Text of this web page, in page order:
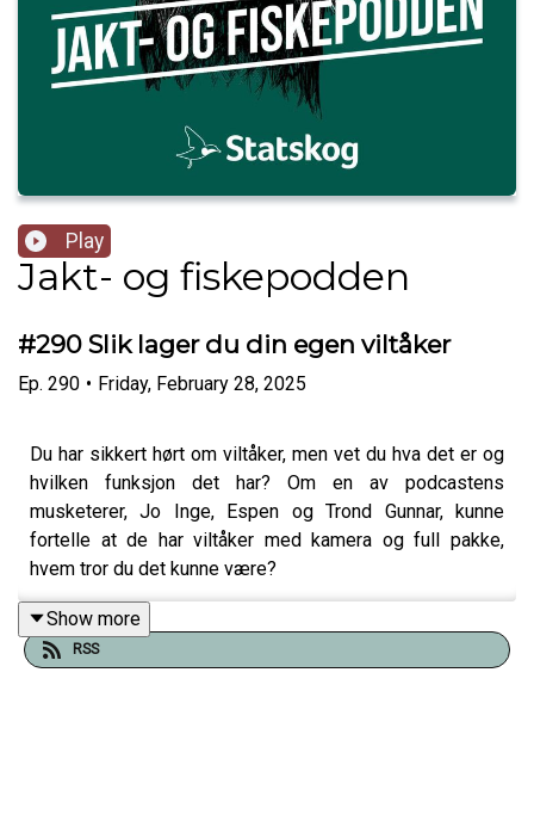
Play
Jakt- og fiskepodden
#290 Slik lager du din egen viltåker
Ep. 290 • Friday, February 28, 2025
Du har sikkert hørt om viltåker, men vet du hva det er og
hvilken funksjon det har? Om en av podcastens
musketerer, Jo Inge, Espen og Trond Gunnar, kunne
fortelle at de har viltåker med kamera og full pakke,
hvem tror du det kunne være?
Show more
RSS